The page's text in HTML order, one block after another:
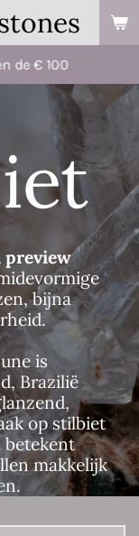
de € 100
preview
bijna
is
Brazilië
op stilbiet
makkelijk